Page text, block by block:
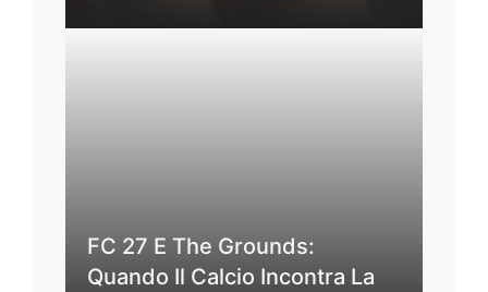
FC 27 E The Grounds:
Quando Il Calcio Incontra La